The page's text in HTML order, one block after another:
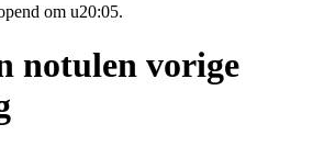
om u20:05.
notulen vorige